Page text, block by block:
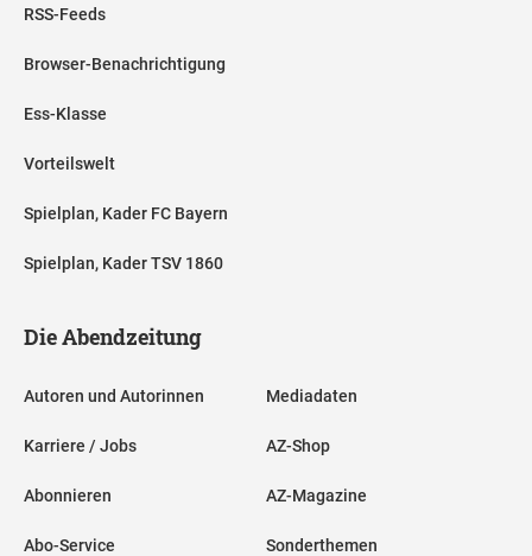
RSS-Feeds
Browser-Benachrichtigung
Ess-Klasse
Vorteilswelt
Spielplan, Kader FC Bayern
Spielplan, Kader TSV 1860
Die Abendzeitung
Autoren und Autorinnen
Karriere / Jobs
Abonnieren
Abo-Service
Mediadaten
AZ-Shop
AZ-Magazine
Sonderthemen